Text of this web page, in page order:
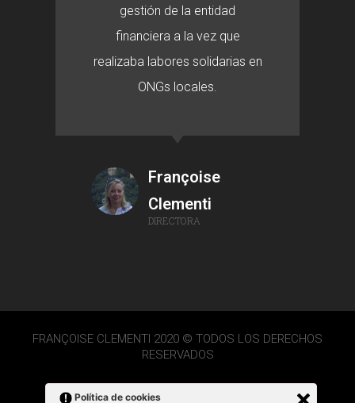
Política de cookies
gestión de la entidad
financiera a la vez que
realizaba labores solidarias en
ONGs locales.
Françoise
Clementi
DIRECTORA
FRANÇOISE CLEMENTI 2020 © TODOS LOS DERECHOS
RESERVADOS